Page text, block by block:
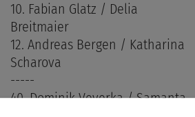
10. Fabian Glatz / Delia
Breitmaier
12. Andreas Bergen / Katharina
Scharova
-----
40. Dominik Veverka / Samanta